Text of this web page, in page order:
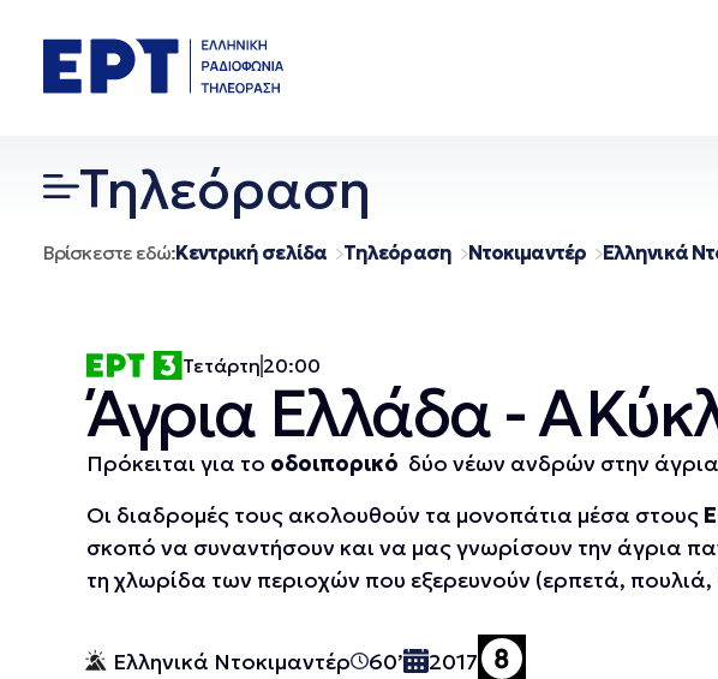
περιεχόμενο
Τηλεόραση
Βρίσκεστε εδώ:Κεντρική σελίδα Τηλεόραση Ντοκιμαντέρ Ελληνικά
Τετάρτη 20:00
Άγρια Ελλάδα - Α΄
Πρόκειται για το οδοιπορικό δύο νέων ανδρών στην
Οι διαδρομές τους ακολουθούν τα μονοπάτια μέσα στους
σκοπό να συναντήσουν και να μας γνωρίσουν την άγρια
τη χλωρίδα των περιοχών που εξερευνούν (ερπετά,
Ελληνικά Ντοκιμαντέρ 60’ 2017